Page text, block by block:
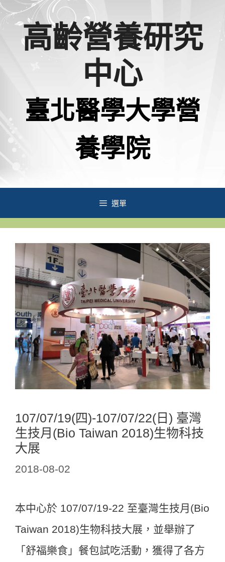
跳
高齡營養研究
中心
臺北醫學大學營
養學院
選單
107/07/19(四)-107/07/22(日) 臺灣
生技月(Bio Taiwan 2018)生物科技
大展
2018-08-02
本中心於 107/07/19-22 至臺灣生技月(Bio
Taiwan 2018)生物科技大展，並舉辦了
「舒福樂食」餐包試吃活動，獲得了各方